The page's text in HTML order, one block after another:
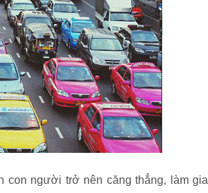
con người trở nên căng thẳng, làm gia